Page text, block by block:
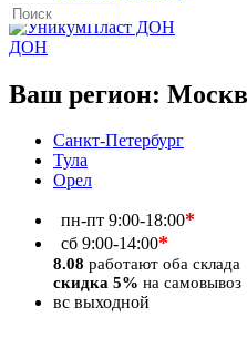
ДОН
Ваш регион:
Санкт-Петербург
Тула
Орел
пн-пт 9:00-18:00*
сб 9:00-14:00*
8.08 работают оба склада
скидка 5% на самовывоз
вс выходной